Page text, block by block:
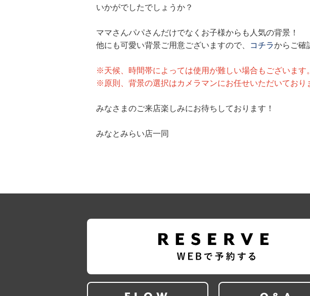
いかがでしたでしょうか？
ママさんパパさんだけでなくお子様からも人気の背景！
他にも可愛い背景ご用意ございますので、
コチラからご確
※天候、時間帯によっては使用が難しい場合もございます
※原則、背景の選択はカメラマンにお任せいただいており
みなさまのご来店楽しみにお待ちしております！
みなとみらい店一同